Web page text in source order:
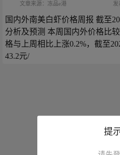
文章来源： 冻品e港 发
国内外南美白虾价格周报 截至
分析及预测 本周国内外价格比
格与上周相比上涨0.2%，截至
43.2元/
提